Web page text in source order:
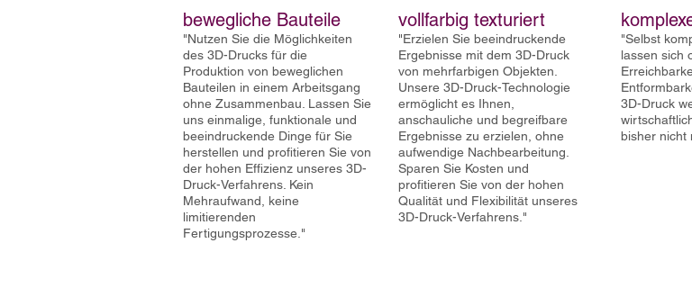
bewegliche Bauteile
"Nutzen Sie die Möglichkeiten
des 3D-Drucks für die
Produktion von beweglichen
Bauteilen in einem Arbeitsgang
ohne Zusammenbau. Lassen Sie
uns einmalige, funktionale und
beeindruckende Dinge für Sie
herstellen und profitieren Sie von
der hohen Effizienz unseres 3D-
Druck-Verfahrens. Kein
Mehraufwand, keine
limitierenden
Fertigungsprozesse."
vollfarbig texturiert
"Erzielen Sie beeindruckende
Ergebnisse mit dem 3D-Druck
von mehrfarbigen Objekten.
Unsere 3D-Druck-Technologie
ermöglicht es Ihnen,
anschauliche und begreifbare
Ergebnisse zu erzielen, ohne
aufwendige Nachbearbeitung.
Sparen Sie Kosten und
profitieren Sie von der hohen
Qualität und Flexibilität unseres
3D-Druck-Verfahrens."
"Selbst
lassen sich
3D-Druck
bisher nicht